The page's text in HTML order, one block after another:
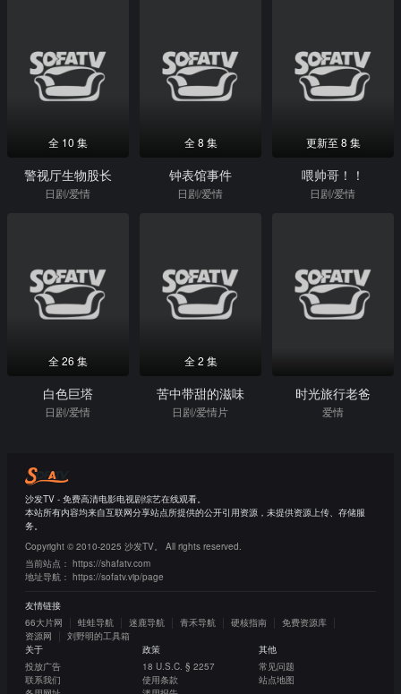
全 10 集
警视厅生物股长
日剧/爱情
全 8 集
钟表馆事件
日剧/爱情
更新至 8 集
喂帅哥！！
日剧/爱情
全 26 集
白色巨塔
日剧/爱情
全 2 集
苦中带甜的滋味
日剧/爱情片
时光旅行老爸
爱情
沙发TV - 免费高清电影电视剧综艺在线观看。
本站所有内容均来自互联网分享站点所提供的公开引用资源，未提供资源上传、存储服
务。
Copyright © 2010-2025 沙发TV。 All rights reserved.
当前站点： https://shafatv.com
地址导航： https://sofatv.vip/page
友情链接
66大片网
蛙蛙导航 迷鹿导航 青禾导航 硬核指南
免费资源库
资源网
刘野明的工具箱
关于
投放广告
联系我们
政策
18 U.S.C. § 2257
使用条款
其他
常见问题
站点地图